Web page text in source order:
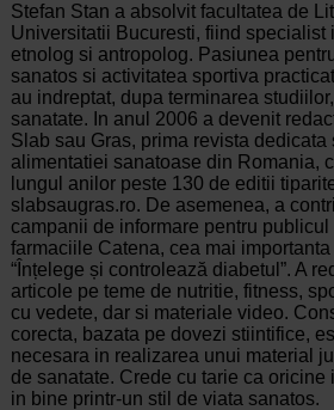
Stefan Stan a absolvit facultatea de
Universitatii Bucuresti, fiind specialist
etnolog si antropolog. Pasiunea
sanatos si activitatea sportiva
au indreptat, dupa terminarea
sanatate. In anul 2006 a devenit
Slab sau Gras, prima revista dedicata
alimentatiei sanatoase din Romania,
lungul anilor peste 130 de editii
slabsaugras.ro. De asemenea, a
campanii de informare pentru
farmaciile Catena, cea mai
“Înțelege și controlează diabetul”. A
articole pe teme de nutritie, fitness,
cu vedete, dar si materiale video.
corecta, bazata pe dovezi stiintifice,
necesara in realizarea unui material
de sanatate. Crede cu tarie ca oricine
in bine printr-un stil de viata